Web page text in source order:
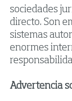
sociedades
directo. Son
sistemas
enormes
Advertencia